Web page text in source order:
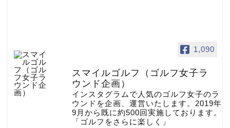
1,090
スマイルゴルフ（ゴルフ女子ラ
ウンド企画）
インスタグラムで人気のゴルフ女子のラ
ウンドを企画、運営いたします。2019年
9月から既に約500回実施しております。
「ゴルフをさらに楽しく」